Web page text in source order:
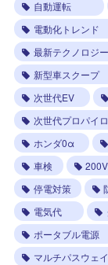
自動運転
電動化トレンド
最新テクノロジー
新型車スクープ
次世代EV
次世代プロパイ
ホンダ0α
車検
停電対策
電気代
ポータブル電源
マルチパスウェイ